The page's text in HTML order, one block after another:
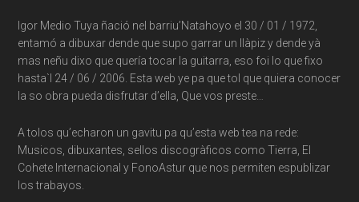
Igor Medio Tuya ñació nel barriu’Natahoyo el 30 / 01 / 1972,
entamó a dibuxar dende que supo garrar un llàpiz y dende yà
mas neñu dixo que quería tocar la guitarra, eso foi lo que fixo
hasta`l 24 / 06 / 2006. Esta web ye pa que tol que quiera conocer
la so obra pueda disfrutar d’ella, Que vos preste…
A tolos qu’echaron un gavitu pa qu’esta web tea na rede:
Musicos, dibuxantes, sellos discogràficos como Tierra, El
Cohete Internacional y FonoAstur que nos permiten espublizar
los trabayos.